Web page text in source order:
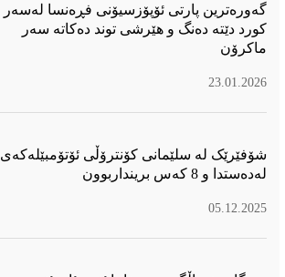
گەورەترین پارتی ئۆپۆزسیۆنی فڕەنسا لەسەر
كورد دێتە دەنگ و هێرشی توند دەكاتە سەر
ماكرۆن
23.01.2026
شۆفێرێک لە سلێمانی کۆنترۆڵی ئۆتۆمبێلەکەی
لەدەستدا و 8 کەس برینداربوون
05.12.2025